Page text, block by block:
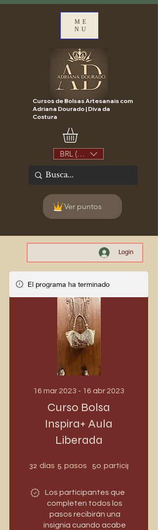
ME
NU
Cursos de Bolsas Artesanais com
Adriana Dourado | Diva da
Costura
BRL (R$)
Ver puntos
Login
El programa ha terminado
Curso Bolsa
Inspira+ Aula
Liberada
16 mar 2023 - 16 abr 2023
32 días 32 días
5 pasos 5 pasos
50 participantes
Los participantes que
completen todos los
pasos recibirán una
insignia cuando acabe